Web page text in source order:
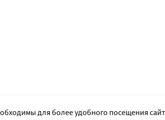
для более удобного посещения